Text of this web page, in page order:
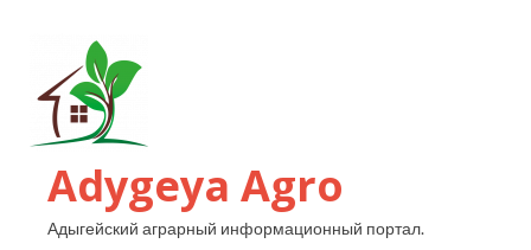
Adygeya Agro
Адыгейский аграрный информационный портал.